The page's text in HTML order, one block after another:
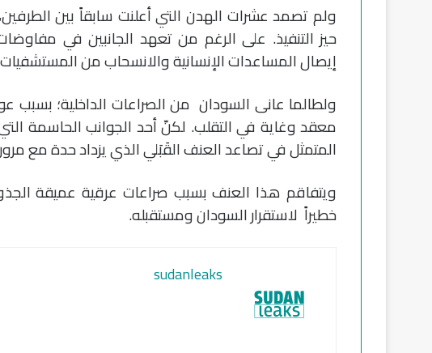
ولم تصمد عشرات الهدن التي أعلنت سابقاً بين
حيز التنفيذ. على الرغم من تعهد الجانبين في
إيصال المساعدات الإنسانية والانسحاب من المستشفيات في
ولطالما عانى السودان من الصراعات الداخلية؛
معقد وغاية في التقلب. لكنّ أحد الجوانب الحاسمة
المتمثل في تصاعد العنف القَبَلي الذي يزداد حدة مع
ويتفاقم هذا العنف بسبب صراعات عرقية عميقة
خطيراً لاستقرار السودان ومستقبله.
sudanleaks